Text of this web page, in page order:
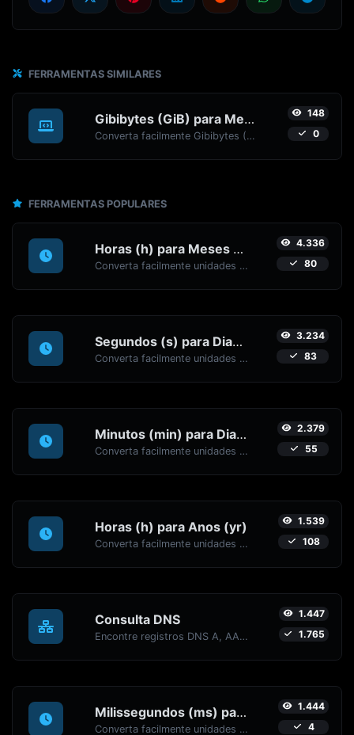
FERRAMENTAS SIMILARES
Gibibytes (GiB) para Megabits (Mb)
Converta facilmente Gibibytes (GiB) para Megabits (Mb) com este conversor simples.
148
0
FERRAMENTAS POPULARES
Horas (h) para Meses (mo)
Converta facilmente unidades de tempo de Horas (h) para Meses (mo) com este conversor fácil.
4.336
80
Segundos (s) para Dias (d)
Converta facilmente unidades de tempo de Segundos (s) para Dias (d) com este conversor fácil.
3.234
83
Minutos (min) para Dias (d)
Converta facilmente unidades de tempo de Minutos (min) para Dias (d) com este conversor fácil.
2.379
55
Horas (h) para Anos (yr)
Converta facilmente unidades de tempo de Horas (h) para Anos (yr) com este conversor fácil.
1.539
108
Consulta DNS
Encontre registros DNS A, AAAA, CNAME, MX, NS, TXT, SOA de um host.
1.447
1.765
Milissegundos (ms) para Minutos (min)
Converta facilmente unidades de tempo de Milissegundos (ms) para Minutos (min) com este conversor fácil.
1.444
4